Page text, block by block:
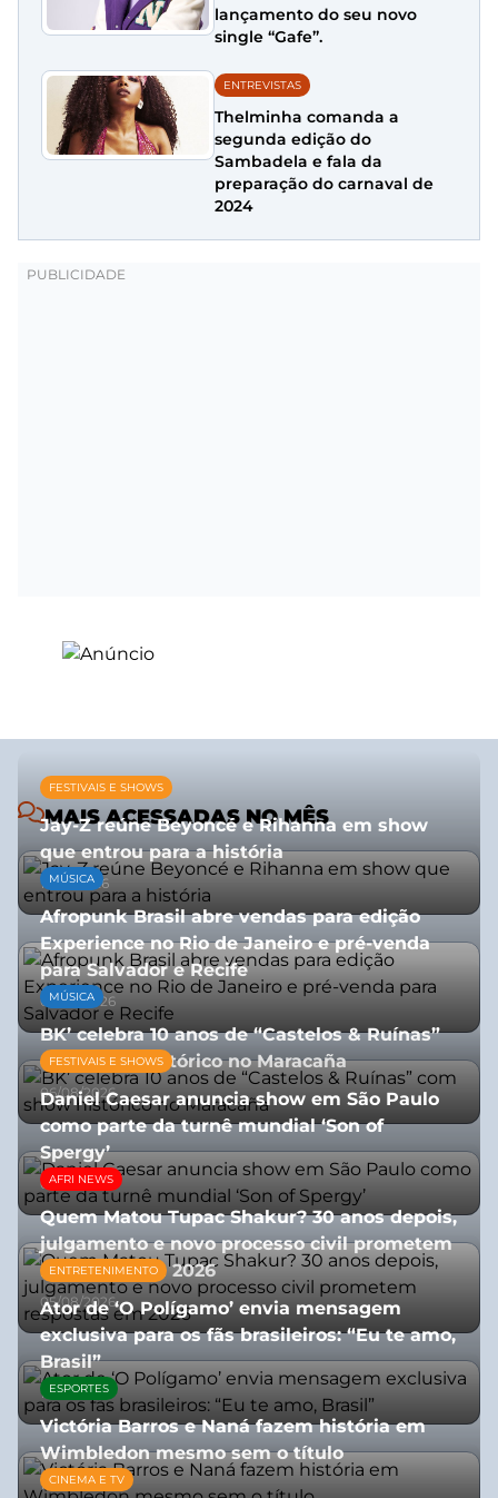
lançamento do seu novo
single “Gafe”.
ENTREVISTAS
Thelminha comanda a
segunda edição do
Sambadela e fala da
preparação do carnaval de
2024
MAIS ACESSADAS NO MÊS
FESTIVAIS E SHOWS
Jay-Z reúne Beyoncé e Rihanna em show
que entrou para a história
13/07/2026
MÚSICA
Afropunk Brasil abre vendas para edição
Experience no Rio de Janeiro e pré-venda
para Salvador e Recife
03/08/2026
MÚSICA
BK’ celebra 10 anos de “Castelos & Ruínas”
com show histórico no Maracaña
06/08/2026
FESTIVAIS E SHOWS
Daniel Caesar anuncia show em São Paulo
como parte da turnê mundial ‘Son of
Spergy’
05/08/2026
AFRI NEWS
Quem Matou Tupac Shakur? 30 anos depois,
julgamento e novo processo civil prometem
respostas em 2026
05/08/2026
ENTRETENIMENTO
Ator de ‘O Polígamo’ envia mensagem
exclusiva para os fãs brasileiros: “Eu te amo,
Brasil”
13/07/2026
ESPORTES
Victória Barros e Naná fazem história em
Wimbledon mesmo sem o título
13/07/2026
CINEMA E TV